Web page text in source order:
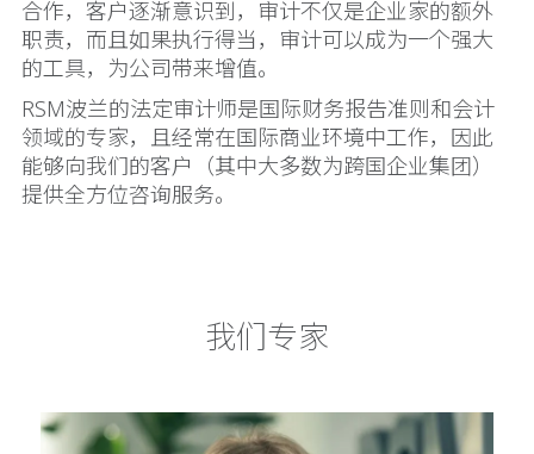
合作，客户逐渐意识到，审计不仅是企业家的额外
职责，而且如果执行得当，审计可以成为一个强大
的工具，为公司带来增值。
RSM波兰的法定审计师是国际财务报告准则和会计
领域的专家，且经常在国际商业环境中工作，因此
能够向我们的客户（其中大多数为跨国企业集团）
提供全方位咨询服务。
我们专家